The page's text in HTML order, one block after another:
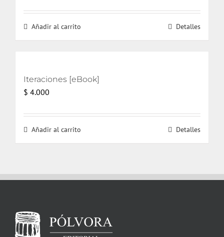
original
era:
actual
Añadir al carrito Detalles
Iteraciones [eBook]
$ 4.000
Añadir al carrito Detalles